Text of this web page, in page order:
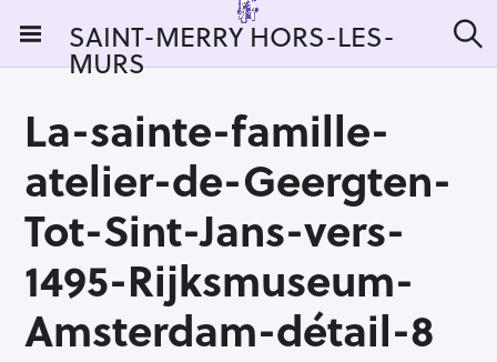
i
SAINT-MERRY HORS-LES-
MURS e
La-sainte-famille-
atelier-de-Geergten-
Tot-Sint-Jans-vers-
1495-Rijksmuseum-
Amsterdam-détail-8